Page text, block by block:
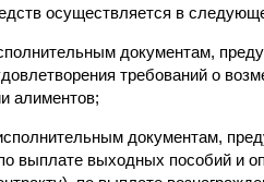
осуществляется в
документам,
требований о
алиментов;
документам,
выплате выходных пособий и